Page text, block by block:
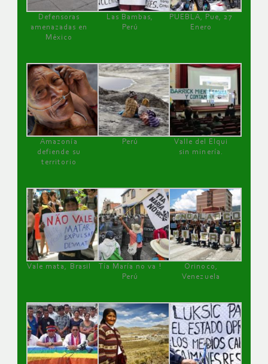
Defensoras
amenazadas en
México
Las Bambas,
Perú
PUEBLA, Pue, 27
Enero
Amazonía
defiende su
territorio
Perú
Valle del Elqui
sin minería.
Vale mata, Brasil
Tía María no va !
Perú
Orinoco,
Venezuela